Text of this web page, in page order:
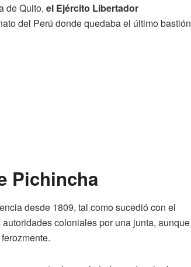
de Quito, el Ejército Libertador
del Perú donde quedaba el último bastión
Pichincha
desde 1809, tal como sucedió con el
coloniales por una junta, aunque